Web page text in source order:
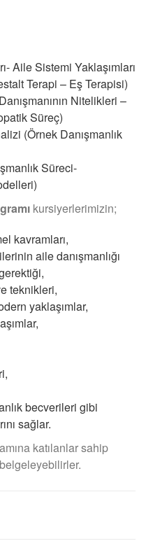
Aile Sistemi Yaklaşımları
Terapi – Eş Terapisi)
Nitelikleri –
Süreç)
(Örnek Danışmanlık
Süreci-
kursiyerlerimizin;
kavramları,
aile danışmanlığı
teknikleri,
yaklaşımlar,
becverileri gibi
sağlar.
katılanlar sahip